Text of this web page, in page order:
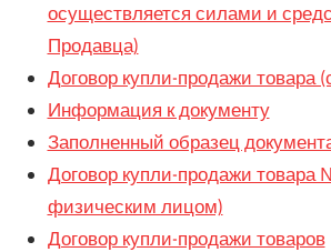
осуществляется силами и
Продавца)
Договор купли-продажи товара
Информация к документу
Заполненный образец
Договор купли-продажи товара
физическим лицом)
Договор купли-продажи товаров